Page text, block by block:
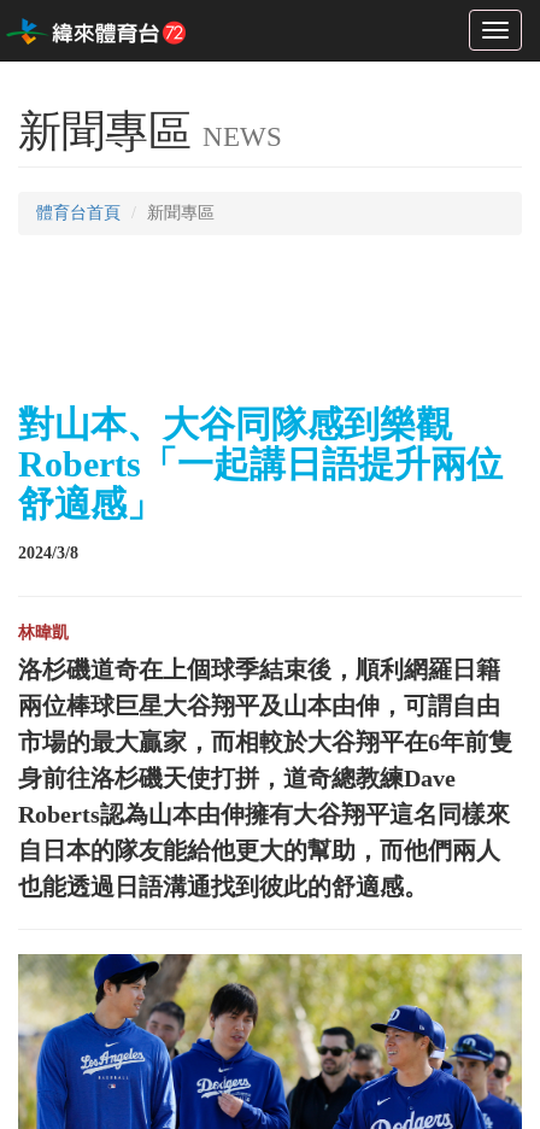
Toggle
新聞專區 NEWS
體育台首頁 新聞專區
對山本、大谷同隊感到樂觀
Roberts「一起講日語提升兩位
舒適感」
2024/3/8
林暐凱
洛杉磯道奇在上個球季結束後，順利網羅日籍
兩位棒球巨星大谷翔平及山本由伸，可謂自由
市場的最大贏家，而相較於大谷翔平在6年前隻
身前往洛杉磯天使打拼，道奇總教練Dave
Roberts認為山本由伸擁有大谷翔平這名同樣來
自日本的隊友能給他更大的幫助，而他們兩人
也能透過日語溝通找到彼此的舒適感。